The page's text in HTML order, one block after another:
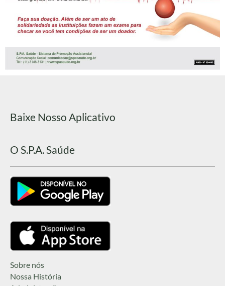
Baixe Nosso Aplicativo
O S.P.A. Saúde
Sobre nós
Nossa História